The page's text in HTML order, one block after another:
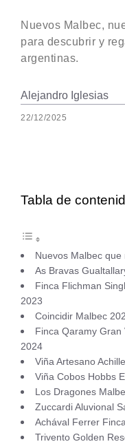
Nuevos Malbec,
para descubrir y
argentinas.
Alejandro Iglesias
22/12/2025
Tabla de
Nuevos Malbec
As Bravas
Finca Flichman
2023
Coincidir Malbec
Finca Qaramy Gran
2024
Viña Artesano
Viña Cobos Hobbs
Los Dragones
Zuccardi Aluvional
Achával Ferrer
Trivento Golden